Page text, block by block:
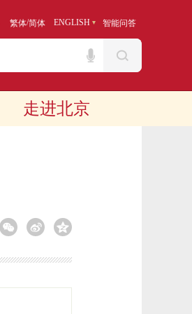
繁体/简体 ENGLISH 智能问答
走进北京